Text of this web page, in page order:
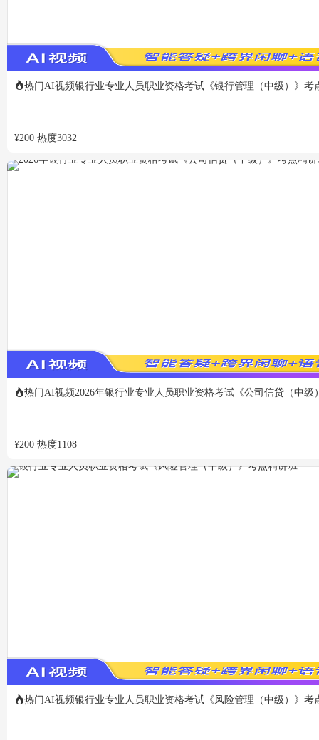
热门AI视频银行业专业人员职业资格考试《银行管理（中级）》考
¥200 热度3032
热门AI视频2026年银行业专业人员职业资格考试《公司信贷（中级
¥200 热度1108
热门 AI视频银行业专业人员职业资格考试《风险管理（中级）》考